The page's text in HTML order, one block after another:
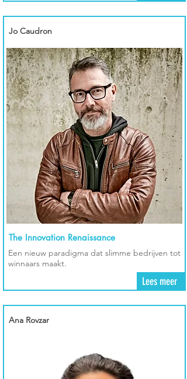
Jo Caudron
The Innovation Renaissance
Een nieuw paradigma dat slimme bedrijven tot
winnaars maakt.
Lees meer
Ana Rovzar